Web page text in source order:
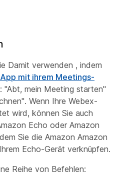
Damit verwenden , indem
mit ihrem Meetings-
"Abt, mein Meeting starten"
Wenn Ihre Webex-
wird, können Sie auch
Echo oder Amazon
Sie die Amazon Amazon
Echo-Gerät verknüpfen.
Reihe von Befehlen: